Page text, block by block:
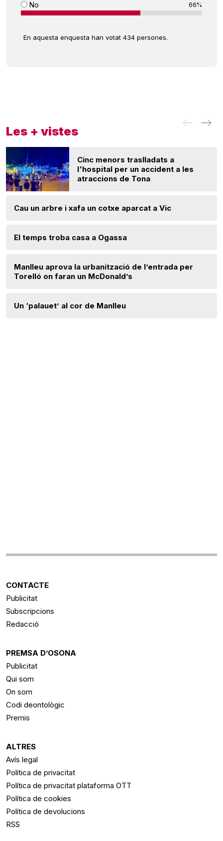
No 66%
En aquesta enquesta han votat 434 persones.
Les + vistes
Cinc menors traslladats a
l'hospital per un accident a les
atraccions de Tona
Cau un arbre i xafa un cotxe aparcat a Vic
El temps troba casa a Ogassa
Manlleu aprova la urbanització de l’entrada per
Torelló on faran un McDonald’s
Un ‘palauet’ al cor de Manlleu
CONTACTE
Publicitat
Subscripcions
Redacció
PREMSA D’OSONA
Publicitat
Qui som
On som
Codi deontològic
Premis
ALTRES
Avís legal
Política de privacitat
Política de privacitat plataforma OTT
Política de cookies
Política de devolucions
RSS